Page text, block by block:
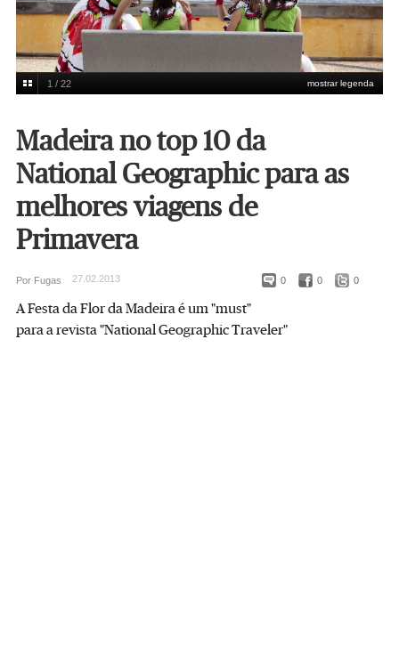
Enric Vives-Rubio
mostrar legenda
1 / 22
Madeira no top 10 da
National Geographic para as
melhores viagens de
Primavera
0 0 0
Por Fugas 27.02.2013
A Festa da Flor da Madeira é um "must"
para a revista "National Geographic Traveler"